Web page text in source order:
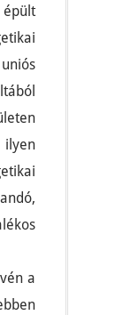
épült
a